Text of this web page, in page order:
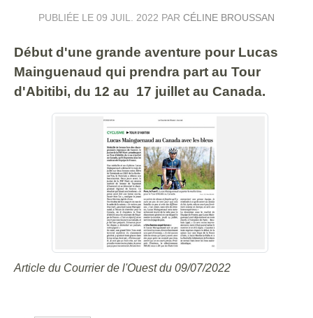
PUBLIÉE LE 09 JUIL. 2022 PAR CÉLINE BROUSSAN
Début d'une grande aventure pour Lucas
Mainguenaud qui prendra part au Tour
d'Abitibi, du 12 au 17 juillet au Canada.
Article du Courrier de l'Ouest du 09/07/2022